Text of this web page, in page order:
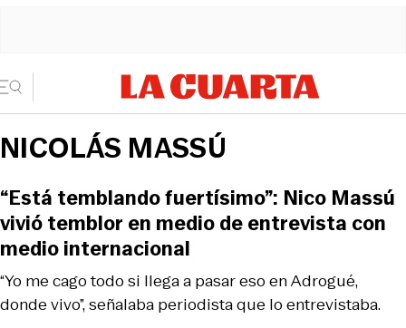
NICOLÁS MASSÚ
“Yo me cago todo si llega a pasar eso en Adrogué,
donde vivo”, señalaba periodista que lo entrevistaba.
“Está temblando fuertísimo”: Nico Massú
vivió temblor en medio de entrevista con
medio internacional